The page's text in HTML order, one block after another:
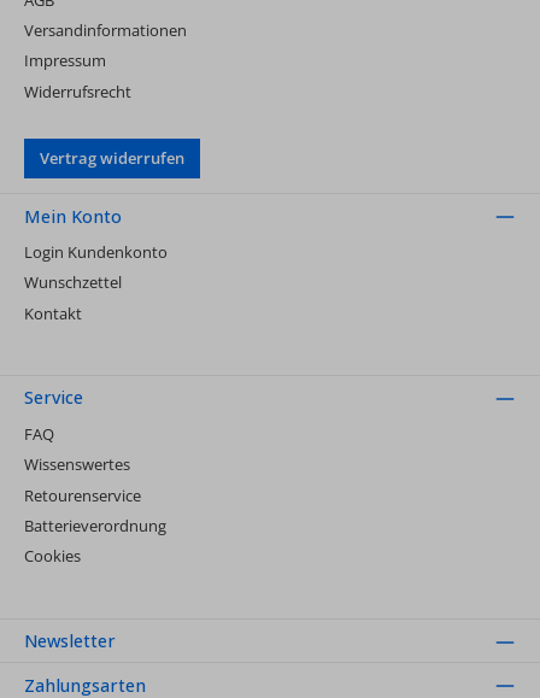
Versandinformationen
Impressum
Widerrufsrecht
Vertrag widerrufen
Mein Konto
Login Kundenkonto
Wunschzettel
Kontakt
Service
FAQ
Wissenswertes
Retourenservice
Batterieverordnung
Cookies
Newsletter
Zahlungsarten